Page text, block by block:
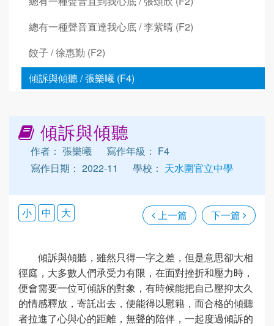
總有一種聲音直達我心底 / 李紫晴 (F2)
餃子 / 徐惠勤 (F2)
傾訴與傾聽 / 張樂曦 (F4)
傾訴與傾聽
作者： 張樂曦
寫作年級： F4
寫作日期： 2022-11
學校： 天水圍官立中學
上一篇 下一篇
小 中 大
傾訴與傾聽，雖然只得一字之差，但是意思卻大相
徑庭，大多數人們承受力有限，在面對挫折和壓力時，
便會需要一位可傾訴的對象，有時候能把自己壓抑太久
的情感釋放，寄託出去，便能得以慰籍，而合格的傾聽
者拉進了心與心的距離，無聲的陪伴，一起度過傾訴的